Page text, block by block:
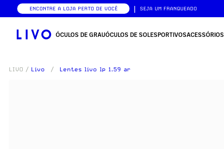
ENCONTRE A LOJA PERTO DE VOCÊ | SEJA UM FRANQUEADO
ÓCULOS DE GRAUÓCULOS DE SOLESPORTIVOSACESSÓRIOS
LIVO / Livo / Lentes livo lp 1.59 ar